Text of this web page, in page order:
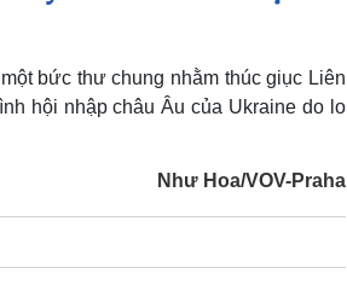
bức thư chung nhằm thúc giục Liên
hội nhập châu Âu của Ukraine do lo
Như Hoa/VOV-Praha